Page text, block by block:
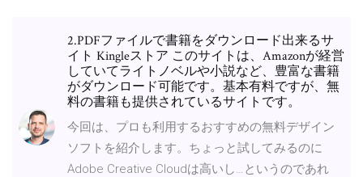
2.PDFファイルで書籍をダウンロード出来るサ
イト Kingleストア このサイトは、Amazonが経営
していてライトノベルや小説など、豊富な書籍
がダウンロード可能です。基本有料ですが、無
料の書籍も提供されているサイトです。
今回は、プロも利用するおすすめの無料デザイン
ソフトを紹介します。ちょっと試してみるのに
Adobe Creative Cloudは高いし…というのであれ